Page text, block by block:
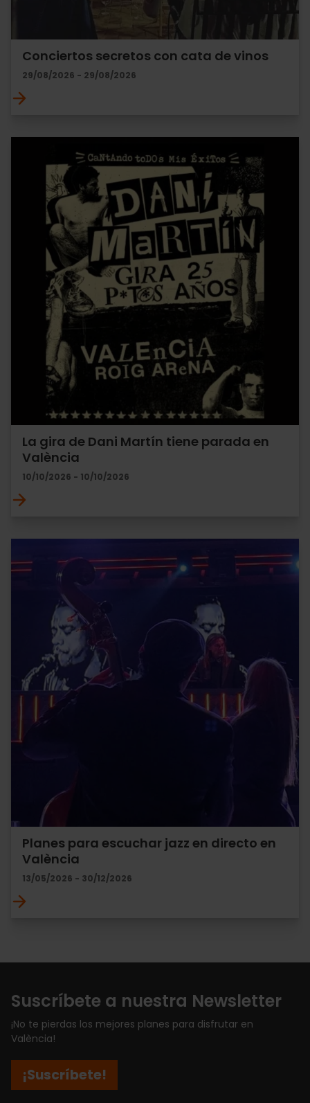
Conciertos secretos con cata de vinos
29/08/2026 - 29/08/2026
La gira de Dani Martín tiene parada en
València
10/10/2026 - 10/10/2026
Planes para escuchar jazz en directo en
València
13/05/2026 - 30/12/2026
Suscríbete a nuestra Newsletter
¡No te pierdas los mejores planes para disfrutar en
València!
¡Suscríbete!